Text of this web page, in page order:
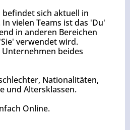
sich aktuell in
vielen Teams ist das 'Du'
in anderen Bereichen
verwendet wird.
beides
Nationalitäten,
und Altersklassen.
Online.